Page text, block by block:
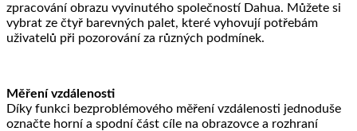
zpracování obrazu vyvinutého společností Dahua. Můžete si
vybrat ze čtyř barevných palet, které vyhovují potřebám
uživatelů při pozorování za různých podmínek.
Měření vzdálenosti
Díky funkci bezproblémového měření vzdálenosti jednoduše
označte horní a spodní část cíle na obrazovce a rozhraní